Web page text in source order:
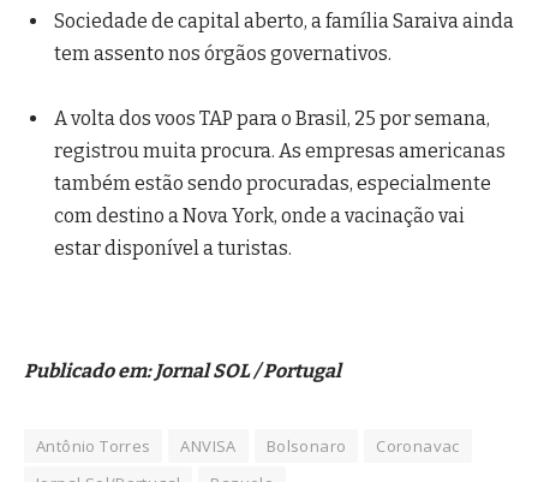
Sociedade de capital aberto, a família Saraiva ainda
tem assento nos órgãos governativos.
A volta dos voos TAP para o Brasil, 25 por semana,
registrou muita procura. As empresas americanas
também estão sendo procuradas, especialmente
com destino a Nova York, onde a vacinação vai
estar disponível a turistas.
Publicado em: Jornal SOL / Portugal
Antônio Torres ANVISA Bolsonaro
Coronavac